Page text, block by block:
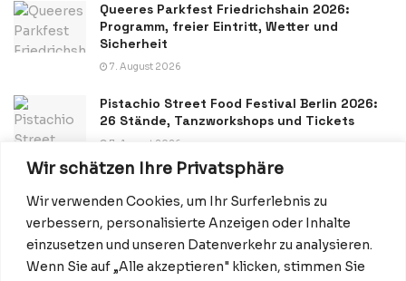
Wir schätzen Ihre Privatsphäre
Wir verwenden Cookies, um Ihr Surferlebnis zu
verbessern, personalisierte Anzeigen oder Inhalte
einzusetzen und unseren Datenverkehr zu analysieren.
Wenn Sie auf „Alle akzeptieren" klicken, stimmen Sie
Queeres Parkfest Friedrichshain 2026:
Programm, freier Eintritt, Wetter und
Sicherheit
7. August 2026
Pistachio Street Food Festival Berlin 2026:
26 Stände, Tanzworkshops und Tickets
7. August 2026
Datenschutzerklärung Impressum Startseite